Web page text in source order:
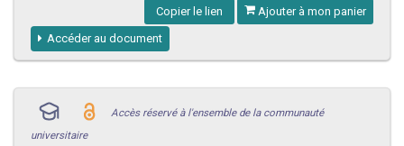
Copier le lien Ajouter à mon panier
Accéder au document
Accès réservé à l'ensemble de la communauté
universitaire